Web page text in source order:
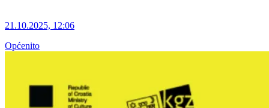
21.10.2025, 12:06
Općenito